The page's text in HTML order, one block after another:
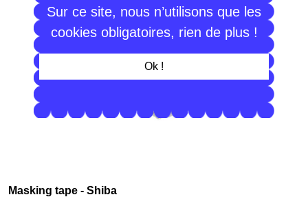
Sur ce site, nous n’utilisons que les
cookies obligatoires, rien de plus !
Ok !
Masking tape - Shiba